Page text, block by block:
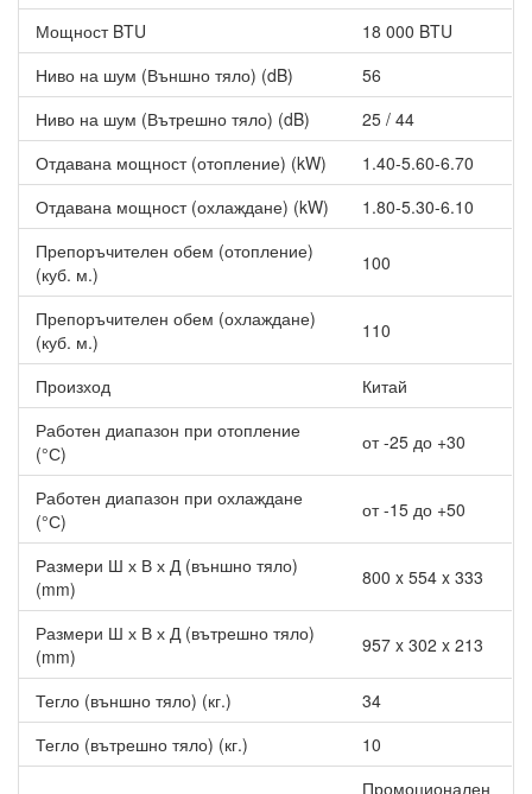
Мощност BTU
18 000 BTU
Ниво на шум (Външно тяло) (dB)
56
Ниво на шум (Вътрешно тяло) (dB)
25 / 44
Отдавана мощност (отопление) (kW)
1.40-5.60-6.70
Отдавана мощност (охлаждане) (kW)
1.80-5.30-6.10
Препоръчителен обем (отопление)
(куб. м.)
100
Препоръчителен обем (охлаждане)
(куб. м.)
110
Произход
Китай
Работен диапазон при отопление
(°С)
от -25 до +30
Работен диапазон при охлаждане
(°С)
от -15 до +50
Размери Ш х В х Д (външно тяло)
(mm)
800 x 554 x 333
Размери Ш х В х Д (вътрешно тяло)
(mm)
957 x 302 x 213
Тегло (външно тяло) (кг.)
34
Тегло (вътрешно тяло) (кг.)
10
Промоционален